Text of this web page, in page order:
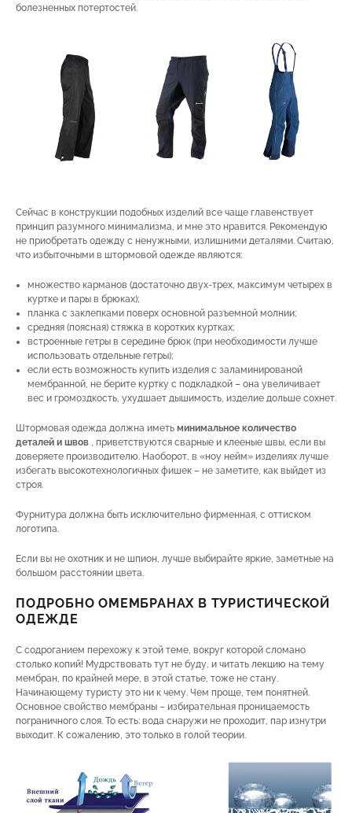
болезненных потертостей.
Сейчас в конструкции подобных изделий все чаще главенствует
принцип разумного минимализма, и мне это нравится. Рекомендую
не приобретать одежду с ненужными, излишними деталями. Считаю,
что избыточными в штормовой одежде являются:
множество карманов (достаточно двух-трех, максимум четырех в
куртке и пары в брюках);
планка с заклепками поверх основной разъемной молнии;
средняя (поясная) стяжка в коротких куртках;
встроенные гетры в середине брюк (при необходимости лучше
использовать отдельные гетры);
если есть возможность купить изделия с заламинированой
мембранной, не берите куртку с подкладкой – она увеличивает
вес и громоздкость, ухудшает дышимость, изделие дольше сохнет.
Штормовая одежда должна иметь минимальное количество
деталей и швов , приветствуются сварные и клееные швы, если вы
доверяете производителю. Наоборот, в «ноу нейм» изделиях лучше
избегать высокотехнологичных фишек – не заметите, как выйдет из
строя.
Фурнитура должна быть исключительно фирменная, с оттиском
логотипа.
Если вы не охотник и не шпион, лучше выбирайте яркие, заметные на
большом расстоянии цвета.
ПОДРОБНО ОМЕМБРАНАХ В ТУРИСТИЧЕСКОЙ
ОДЕЖДЕ
С содроганием перехожу к этой теме, вокруг которой сломано
столько копий! Мудрствовать тут не буду, и читать лекцию на тему
мембран, по крайней мере, в этой статье, тоже не стану.
Начинающему туристу это ни к чему. Чем проще, тем понятней.
Основное свойство мембраны – избирательная проницаемость
пограничного слоя. То есть: вода снаружи не проходит, пар изнутри
выходит. К сожалению, это только в голой теории.